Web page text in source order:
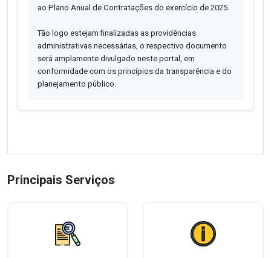
ao Plano Anual de Contratações do exercício de 2025.
Tão logo estejam finalizadas as providências
administrativas necessárias, o respectivo documento
será amplamente divulgado neste portal, em
conformidade com os princípios da transparência e do
planejamento público.
Principais Serviços